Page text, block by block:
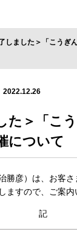
しました＞「こうぎ
2022.12.26
た＞「こ
について
彦）は、お客さ
ますので、ご案内
記